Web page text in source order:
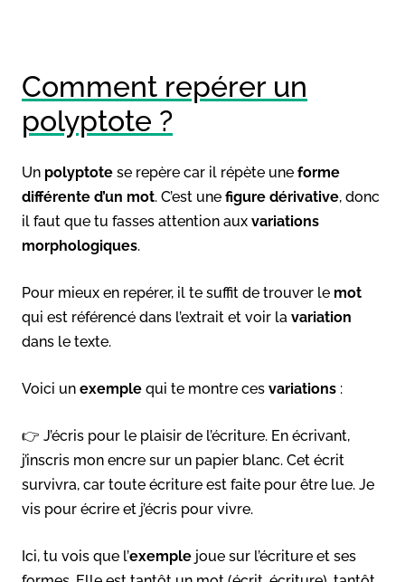
Comment repérer un
polyptote ?
Un polyptote se repère car il répète une forme
différente d’un mot. C’est une figure dérivative, donc
il faut que tu fasses attention aux variations
morphologiques.
Pour mieux en repérer, il te suffit de trouver le mot
qui est référencé dans l’extrait et voir la variation
dans le texte.
Voici un exemple qui te montre ces variations :
👉 J’écris pour le plaisir de l’écriture. En écrivant,
j’inscris mon encre sur un papier blanc. Cet écrit
survivra, car toute écriture est faite pour être lue. Je
vis pour écrire et j’écris pour vivre.
Ici, tu vois que l’exemple joue sur l’écriture et ses